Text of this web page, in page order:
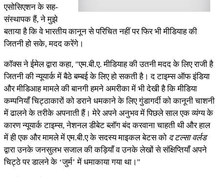
एसोसिएशन के सह-
संस्थापक हैं, ने मुझे
बताया है कि वे भारतीय कानून से परिचित नहीं पर फिर भी मीडियाह की
जितनी हो सके, मदद करेंगे।
कॉक्स ने ईमेल द्वारा कहा, "एम.बी.ए. मीडियाह की उतनी मदद के लिए राजी है
जितनी की न्यूयार्क में बैठे बम्बई के लिए हो सकती है। द टाइम्स ऑफ इंडिया
और मीडिआह मामले की बानगी हमने अमरीका में भी देखी है कि मीडिया
कम्पनियाँ चिट्ठाकारों को डराने धमकाने के लिए गुंडागर्दी को कानूनी चाशनी
में ढालने के तरीके अपनाती हैं। मेरे अपने अनुभव में पिछले साल एक व्यंग्य के
कारण न्यूयार्क टाइम्स, नेशनल डीबेट ब्लॉग बंद करवाना चाहती थी और हाल
में ही एक और मामले में एम.बी.ए के सदस्य माइकल बेटस को द टल्सा वर्लड
द्वारा उनके जनसुलभ सजाल की कड़ियाँ व उनके लेखों से संक्षिप्तियाँ अपने
चिट्ठे पर डालने के ‘जुर्म’ में धमाकाया गया था।"